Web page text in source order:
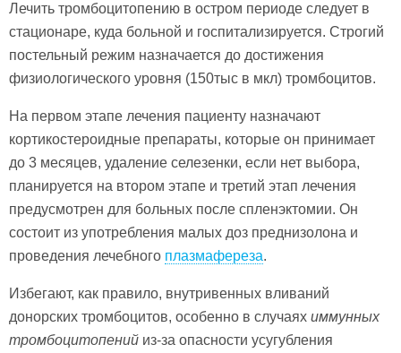
Лечить тромбоцитопению в остром периоде следует в
стационаре, куда больной и госпитализируется. Строгий
постельный режим назначается до достижения
физиологического уровня (150тыс в мкл) тромбоцитов.
На первом этапе лечения пациенту назначают
кортикостероидные препараты, которые он принимает
до 3 месяцев, удаление селезенки, если нет выбора,
планируется на втором этапе и третий этап лечения
предусмотрен для больных после спленэктомии. Он
состоит из употребления малых доз преднизолона и
проведения лечебного плазмафереза.
Избегают, как правило, внутривенных вливаний
донорских тромбоцитов, особенно в случаях иммунных
тромбоцитопений из-за опасности усугубления